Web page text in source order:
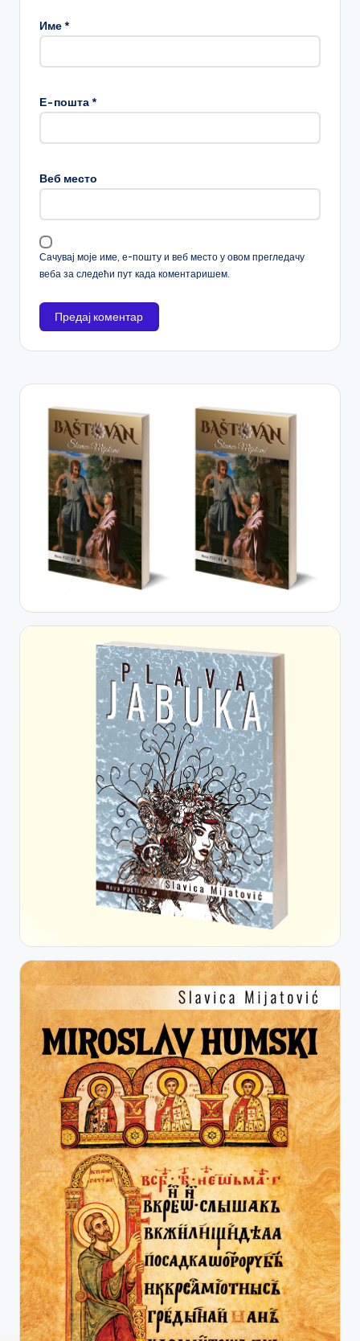
Име*
Е-пошта*
Веб место
Сачувај моје име, е-пошту и веб место у овом прегледачу
веба за следећи пут када коментаришем.